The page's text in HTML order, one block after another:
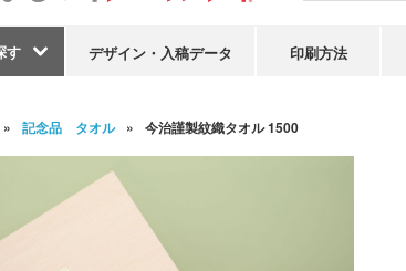
す デザイン・入稿データ 印刷方法
記念品 タオル 今治謹製紋織タオル 1500